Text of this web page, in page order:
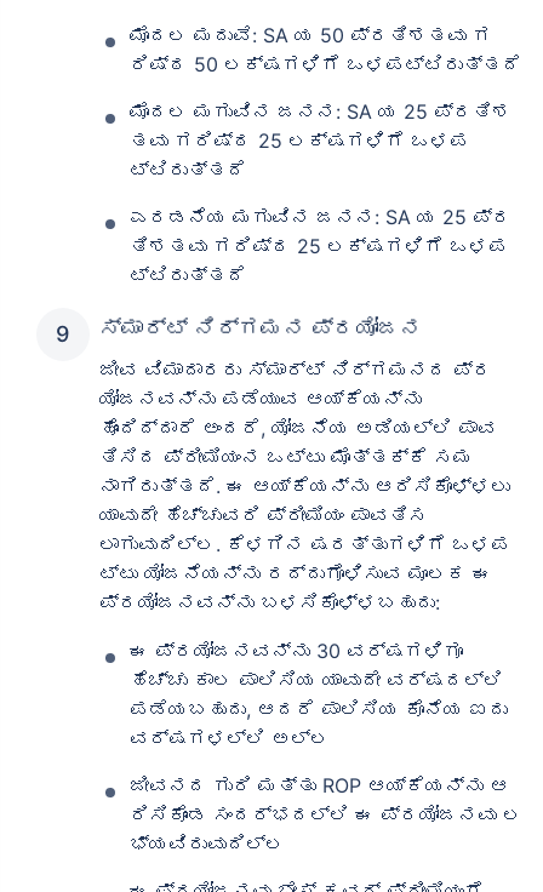
ಮೊದಲ ಮದುವೆ: SA ಯ 50 ಪ್ರತಿಶತವು ಗ
ರಿಷ್ಠ 50 ಲಕ್ಷಗಳಿಗೆ ಒಳಪಟ್ಟಿರುತ್ತದೆ
ಮೊದಲ ಮಗುವಿನ ಜನನ: SA ಯ 25 ಪ್ರತಿಶ
ತವು ಗರಿಷ್ಠ 25 ಲಕ್ಷಗಳಿಗೆ ಒಳಪ
ಟ್ಟಿರುತ್ತದೆ
ಎರಡನೆಯ ಮಗುವಿನ ಜನನ: SA ಯ 25 ಪ್ರ
ತಿಶತವು ಗರಿಷ್ಠ 25 ಲಕ್ಷಗಳಿಗೆ ಒಳಪ
ಟ್ಟಿರುತ್ತದೆ
ಸ್ಮಾರ್ಟ್ ನಿರ್ಗಮನ ಪ್ರಯೋಜನ
ಜೀವ ವಿಮಾದಾರರು ಸ್ಮಾರ್ಟ್ ನಿರ್ಗಮನದ ಪ್ರ
ಯೋಜನವನ್ನು ಪಡೆಯುವ ಆಯ್ಕೆಯನ್ನು
ಹೊಂದಿದ್ದಾರೆ ಅಂದರೆ, ಯೋಜನೆಯ ಅಡಿಯಲ್ಲಿ ಪಾವ
ತಿಸಿದ ಪ್ರೀಮಿಯಂನ ಒಟ್ಟು ಮೊತ್ತಕ್ಕೆ ಸಮ
ನಾಗಿರುತ್ತದೆ. ಈ ಆಯ್ಕೆಯನ್ನು ಆರಿಸಿಕೊಳ್ಳಲು
ಯಾವುದೇ ಹೆಚ್ಚುವರಿ ಪ್ರೀಮಿಯಂ ಪಾವತಿಸ
ಲಾಗುವುದಿಲ್ಲ. ಕೆಳಗಿನ ಷರತ್ತುಗಳಿಗೆ ಒಳಪ
ಟ್ಟು ಯೋಜನೆಯನ್ನು ರದ್ದುಗೊಳಿಸುವ ಮೂಲಕ ಈ
ಪ್ರಯೋಜನವನ್ನು ಬಳಸಿಕೊಳ್ಳಬಹುದು:
ಈ ಪ್ರಯೋಜನವನ್ನು 30 ವರ್ಷಗಳಿಗೂ
ಹೆಚ್ಚು ಕಾಲ ಪಾಲಿಸಿಯ ಯಾವುದೇ ವರ್ಷದಲ್ಲಿ
ಪಡೆಯಬಹುದು, ಆದರೆ ಪಾಲಿಸಿಯ ಕೊನೆಯ ಐದು
ವರ್ಷಗಳಲ್ಲಿ ಅಲ್ಲ
ಜೀವನದ ಗುರಿ ಮತ್ತು ROP ಆಯ್ಕೆಯನ್ನು ಆ
ರಿಸಿಕೊಂಡ ಸಂದರ್ಭದಲ್ಲಿ ಈ ಪ್ರಯೋಜನವು ಲ
ಭ್ಯವಿರುವುದಿಲ್ಲ